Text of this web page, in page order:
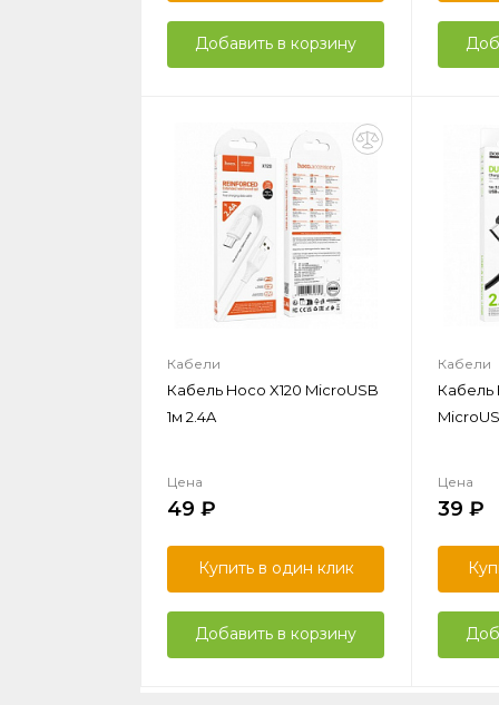
Добавить в корзину
Кабели
Кабель Hoco X120 MicroUSB
1м 2.4A
Цена
49
Купить в один клик
Добавить в корзину
Кабели
Кабель
Цена
39